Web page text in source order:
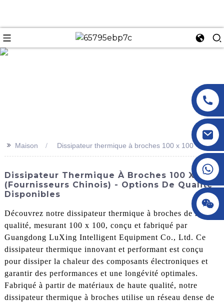
>> Maison Dissipateur thermique à broches 100 x 100
Dissipateur Thermique À Broches 100 X 100
(fournisseurs Chinois) - Options De Qualité
Disponibles
Découvrez notre dissipateur thermique à broches de haute
qualité, mesurant 100 x 100, conçu et fabriqué par
Guangdong LuXing Intelligent Equipment Co., Ltd. Ce
dissipateur thermique innovant et performant est conçu
pour dissiper la chaleur des composants électroniques et
garantir des performances et une longévité optimales.
Fabriqué à partir de matériaux de haute qualité, notre
dissipateur thermique à broches utilise un réseau dense de